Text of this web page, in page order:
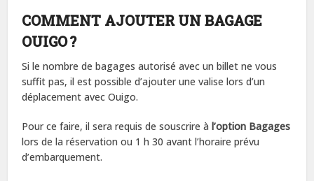
COMMENT AJOUTER UN BAGAGE
OUIGO ?
Si le nombre de bagages autorisé avec un billet ne vous
suffit pas, il est possible d’ajouter une valise lors d’un
déplacement avec Ouigo.
Pour ce faire, il sera requis de souscrire à l’option Bagages
lors de la réservation ou 1 h 30 avant l’horaire prévu
d’embarquement.